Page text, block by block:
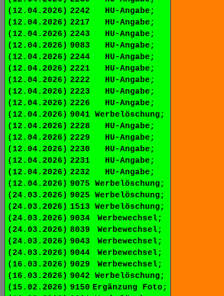
(12.04.2026) 2242
HU-Angabe;
(12.04.2026) 2217
HU-Angabe;
(12.04.2026) 2243
HU-Angabe;
(12.04.2026) 9083
HU-Angabe;
(12.04.2026) 2244
HU-Angabe;
(12.04.2026) 2221
HU-Angabe;
(12.04.2026) 2222
HU-Angabe;
(12.04.2026) 2223
HU-Angabe;
(12.04.2026) 2226
HU-Angabe;
(12.04.2026) 9041
Werbelöschung;
(12.04.2026) 2228
HU-Angabe;
(12.04.2026) 2229
HU-Angabe;
(12.04.2026) 2230
HU-Angabe;
(12.04.2026) 2231
HU-Angabe;
(12.04.2026) 2232
HU-Angabe;
(12.04.2026) 9075
Werbelöschung;
(24.03.2026) 9025
Werbelöschung;
(24.03.2026) 1513
Werbelöschung;
(24.03.2026) 9034
Werbewechsel;
(24.03.2026) 8039
Werbewechsel;
(24.03.2026) 9043
Werbewechsel;
(24.03.2026) 9044
Werbewechsel;
(16.03.2026) 9029
Werbewechsel;
(16.03.2026) 9042
Werbelöschung;
(15.02.2026) 9150 Ergänzung Foto;